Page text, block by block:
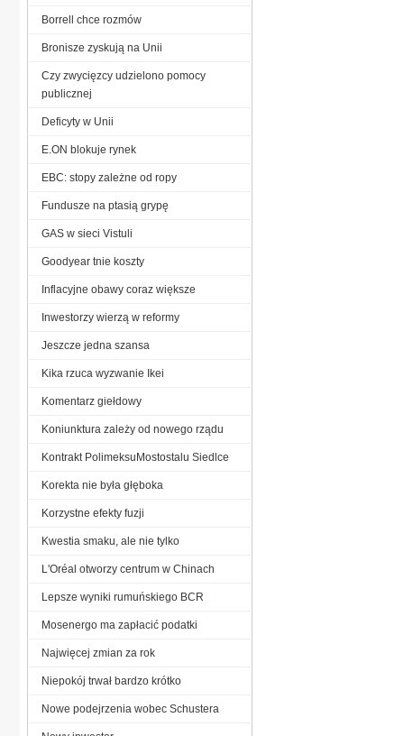
Borrell chce rozmów
Bronisze zyskują na Unii
Czy zwycięzcy udzielono pomocy
publicznej
Deficyty w Unii
E.ON blokuje rynek
EBC: stopy zależne od ropy
Fundusze na ptasią grypę
GAS w sieci Vistuli
Goodyear tnie koszty
Inflacyjne obawy coraz większe
Inwestorzy wierzą w reformy
Jeszcze jedna szansa
Kika rzuca wyzwanie Ikei
Komentarz giełdowy
Koniunktura zależy od nowego rządu
Kontrakt PolimeksuMostostalu Siedlce
Korekta nie była głęboka
Korzystne efekty fuzji
Kwestia smaku, ale nie tylko
L'Oréal otworzy centrum w Chinach
Lepsze wyniki rumuńskiego BCR
Mosenergo ma zapłacić podatki
Najwięcej zmian za rok
Niepokój trwał bardzo krótko
Nowe podejrzenia wobec Schustera